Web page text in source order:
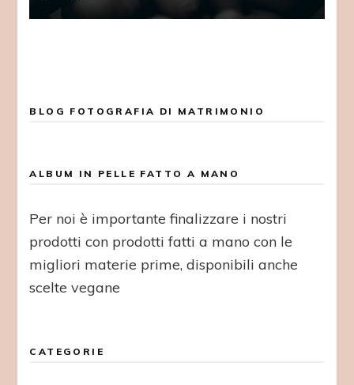
BLOG FOTOGRAFIA DI MATRIMONIO
ALBUM IN PELLE FATTO A MANO
Per noi è importante finalizzare i nostri
prodotti con prodotti fatti a mano con le
migliori materie prime, disponibili anche
scelte vegane
CATEGORIE